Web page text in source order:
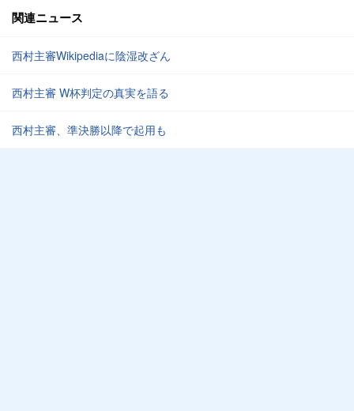
関連ニュース
西村主審Wikipediaに陰湿改ざん
西村主審 W杯判定の真実を語る
西村主審、準決勝以降で起用も